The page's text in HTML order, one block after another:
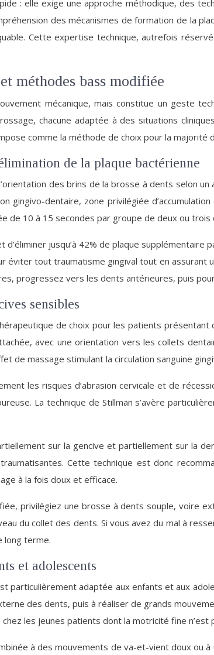
: elle exige une approche méthodique, des
des mécanismes de formation de la
Cette expertise technique, autrefois
méthodes bass modifiée
mécanique, mais constitue un geste
chacune adaptée à des situations
comme la méthode de choix pour la
de la plaque bactérienne
des brins de la brosse à dents selon
gingivo-dentaire, zone privilégiée
de 10 à 15 secondes par groupe de deux ou trois
jusqu’à 42% de plaque
éviter tout traumatisme gingival tout en
progressez vers les dents antérieures, puis
sensibles
de choix pour les patients
avec une orientation vers les collets
de massage stimulant la circulation sanguine
les risques d’abrasion cervicale et de
La technique de Stillman s’avère
sur la gencive et partiellement sur la
Cette technique est donc
à la fois doux et efficace.
privilégiez une brosse à dents souple, voire
du collet des dents. Si vous avez du mal à
long terme.
et adolescents
particulièrement adaptée aux enfants et aux
des dents, puis à réaliser de grands
les jeunes patients dont la motricité fine
à des mouvements de va-et-vient doux ou